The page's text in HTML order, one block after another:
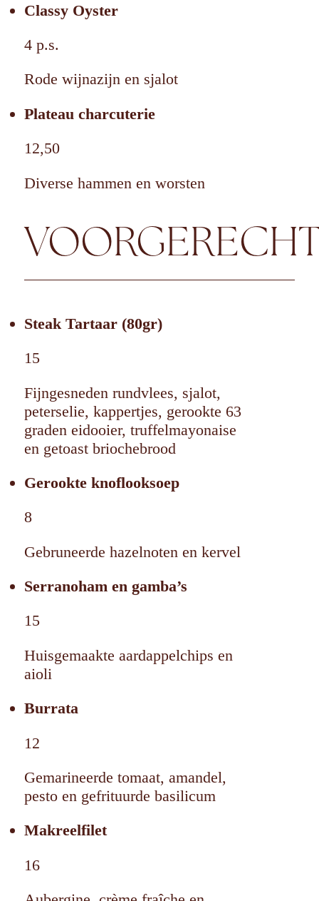
Classy Oyster
4 p.s.
Rode wijnazijn en sjalot
Plateau charcuterie
12,50
Diverse hammen en worsten
Steak Tartaar (80gr)
15
Fijngesneden rundvlees, sjalot,
peterselie, kappertjes, gerookte 63
graden eidooier, truffelmayonaise
en getoast briochebrood
Gerookte knoflooksoep
8
Gebruneerde hazelnoten en kervel
Serranoham en gamba’s
15
Huisgemaakte aardappelchips en
aioli
Burrata
12
Gemarineerde tomaat, amandel,
pesto en gefrituurde basilicum
Makreelfilet
16